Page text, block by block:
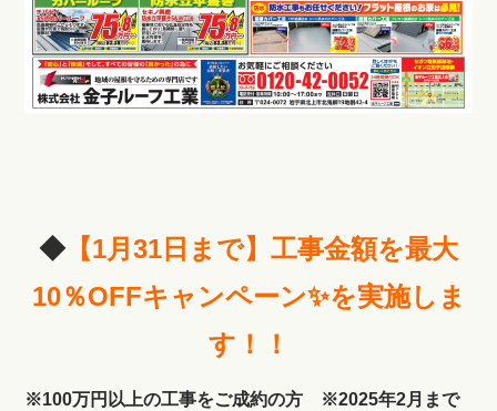
◆【1月31日まで】工事金額を最大
10％OFFキャンペーン✨を実施しま
す！！
※100万円以上の工事をご成約の方 ※2025年2月まで